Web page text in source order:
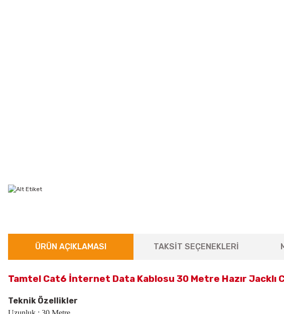
ÜRÜN AÇIKLAMASI TAKSİT SEÇENEKLERİ
Tamtel Cat6 İnternet Data Kablosu 30 Metre Hazır Jacklı
Teknik Özellikler